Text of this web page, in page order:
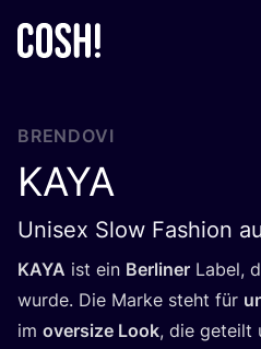
BRENDOVI
KAYA
Unisex Slow Fashion
KAYA ist ein Ber­li­ner Label,
wur­de. Die Mar­ke steht für
im over­si­ze Look, die gete­ilt